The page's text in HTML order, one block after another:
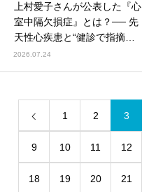
上村愛子さんが公表した『心
室中隔欠損症』とは？── 先
天性心疾患と“健診で指摘さ
れる心雑音”をやさしく解説
2026.07.24
1 2 3
9 10 11 12
18 19 20 21